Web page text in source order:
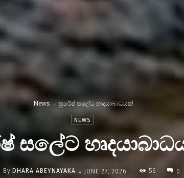
News සුරේෂ් සලේට හෘදයාබාධයක්
NEWS
සලේට
By DHARA ABEYNAYAKA - JUNE 27, 2026 56 0